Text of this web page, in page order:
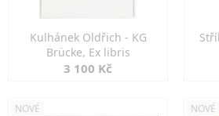
Kulhánek Oldřich - KG
Brücke, Ex libris
3 100 Kč
NOVÉ NOVÉ